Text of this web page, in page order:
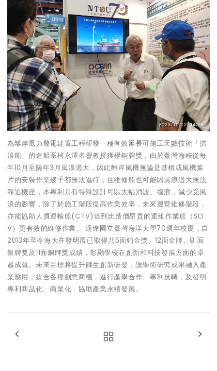
為離岸風力發電建置工程研發一種有效延長可施工天數技術「擋
浪船」的造船系柯永澤名譽教授獲得銅牌獎，由於臺灣海峽從每
年10月至隔年3月風浪過大，因此離岸風機無論是基樁或風機葉
片的安裝作業幾乎都無法進行，且維修船也可能因風浪過大無法
靠近機座，本專利具有特殊設計可以大幅消波、擋浪，減少受風
浪的影響，除了於施工階段提高作業效率，未來運營維修階段，
亦能協助人員運輸船(CTV)達到比造價昂貴的運維作業船（SO
V）更有效的維修作業。 適逢國立臺灣海洋大學70週年校慶，自
2013年至今海大在發明展已取得共5面鉑金獎、12面金牌、8 面
銀牌獎及11面銅牌獎成績，彰顯學校在創新和科技發展方面的卓
越成就。未來目標將提升師生創新研發，讓學術研究成果融入產
業應用，媒合各種創意商機，進行產學合作、專利技轉，及發明
專利商品化、商業化，協助產業永續發展。